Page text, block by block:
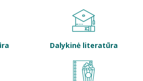
Dalykinė literatūra